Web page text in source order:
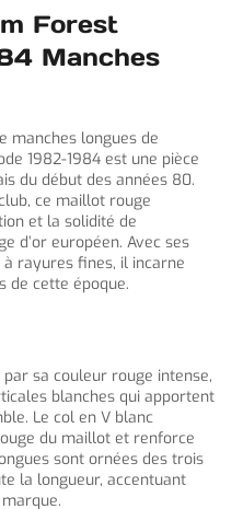
Forest
Manches
manches longues de
1982-1984 est une pièce
du début des années 80.
ce maillot rouge
et la solidité de
d’or européen. Avec ses
rayures fines, il incarne
de cette époque.
sa couleur rouge intense,
blanches qui apportent
Le col en V blanc
du maillot et renforce
sont ornées des trois
la longueur, accentuant